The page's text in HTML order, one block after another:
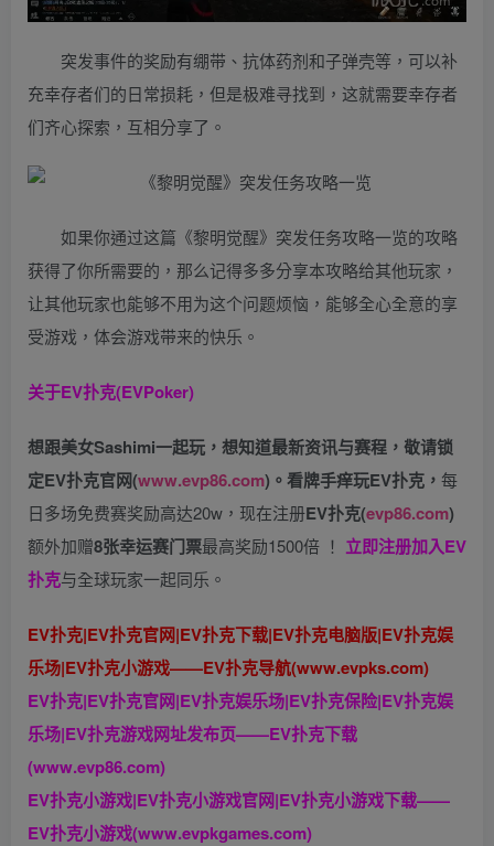
突发事件的奖励有绷带、抗体药剂和子弹壳等，可以补
充幸存者们的日常损耗，但是极难寻找到，这就需要幸存者
们齐心探索，互相分享了。
如果你通过这篇《黎明觉醒》突发任务攻略一览的攻略
获得了你所需要的，那么记得多多分享本攻略给其他玩家，
让其他玩家也能够不用为这个问题烦恼，能够全心全意的享
受游戏，体会游戏带来的快乐。
关于EV扑克(EVPoker)
想跟美女Sashimi一起玩， 想知道最新资讯与赛程， 敬请锁
定EV扑克官网(www.evp86.com)。看牌手痒玩EV扑克， 每
日多场免费赛奖励高达20w，现在注册EV扑克(evp86.com)
额外加赠8张幸运赛门票最高奖励1500倍 ！ 立即注册加入EV
扑克与全球玩家一起同乐。
EV扑克|EV扑克官网|EV扑克下载|EV扑克电脑版|EV扑克娱
乐场|EV扑克小游戏——EV扑克导航(www.evpks.com)
EV扑克|EV扑克官网|EV扑克娱乐场|EV扑克保险|EV扑克娱
乐场|EV扑克游戏网址发布页——EV扑克下载
(www.evp86.com)
EV扑克小游戏|EV扑克小游戏官网|EV扑克小游戏下载——
EV扑克小游戏(www.evpkgames.com)